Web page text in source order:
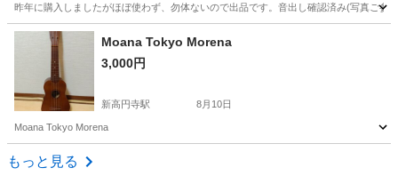
昨年に購入しましたがほぼ使わず、勿体ないので出品です。音出し確認済み(写真ご
東京 千代田区 Moana Tokyo Morena
3,000円
新高円寺駅 8月10日
Moana Tokyo Morena
東京 杉並区
もっと見る